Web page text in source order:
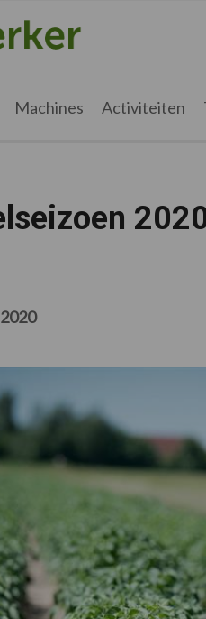
Machines Activiteiten